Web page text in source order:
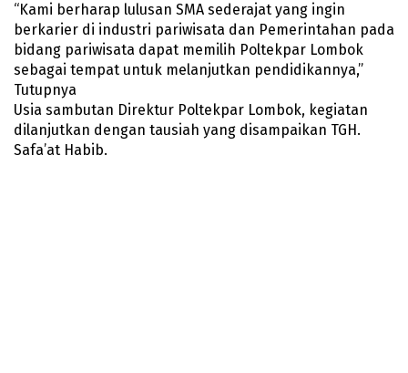
“Kami berharap lulusan SMA sederajat yang ingin
berkarier di industri pariwisata dan Pemerintahan pada
bidang pariwisata dapat memilih Poltekpar Lombok
sebagai tempat untuk melanjutkan pendidikannya,”
Tutupnya
Usia sambutan Direktur Poltekpar Lombok, kegiatan
dilanjutkan dengan tausiah yang disampaikan TGH.
Safa’at Habib.